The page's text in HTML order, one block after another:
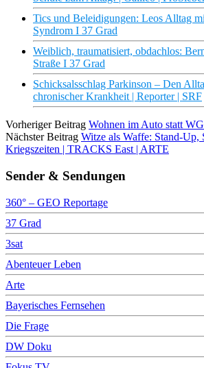
Tics und Beleidigungen: Leos Alltag
Syndrom I 37 Grad
Weiblich, traumatisiert, obdachlos:
Straße I 37 Grad
Schicksalsschlag Parkinson – Den
chronischer Krankheit | Reporter | SRF
Vorheriger Beitrag Wohnen im Auto statt
Nächster Beitrag Witze als Waffe: Stand-Up,
Kriegszeiten | TRACKS East | ARTE
Sender & Sendungen
360° – GEO Reportage
37 Grad
3sat
Abenteuer Leben
Arte
Bayerisches Fernsehen
Die Frage
DW Doku